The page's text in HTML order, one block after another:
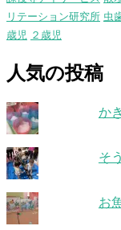
リテーション研究所 虫
歳児 ２歳児
人気の投稿
か
そ
お